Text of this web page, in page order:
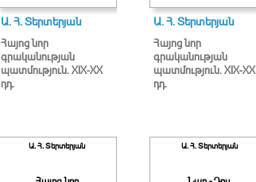
Ա. Հ. Տերտերյան
Հայոց նոր
գրականության
պատմություն. XIX-XX
դդ.
Ա. Հ. Տերտերյան
Հայոց նոր
գրականության
պատմություն. XIX-XX
դդ.
Ա. Հ. Տերտերյան Ա. Հ. Տերտերյան